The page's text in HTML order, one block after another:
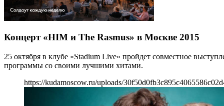
Концерт «HIM и The Rasmus» в Москве 2015
25 октября в клубе «Stadium Live» пройдет совместное
программы со своими лучшими хитами.
https://kudamoscow.ru/uploads/